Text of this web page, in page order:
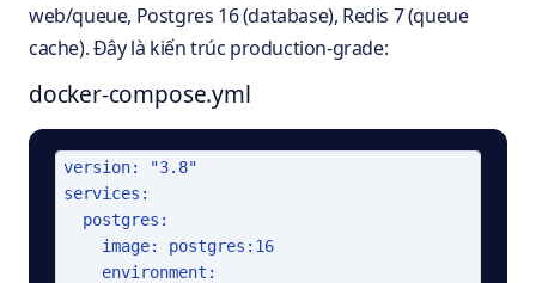
web/queue, Postgres 16 (database), Redis 7 (queue
cache). Đây là kiến trúc production-grade:
docker-compose.yml
version: "3.8"
services:
  postgres:
    image: postgres:16
    environment: